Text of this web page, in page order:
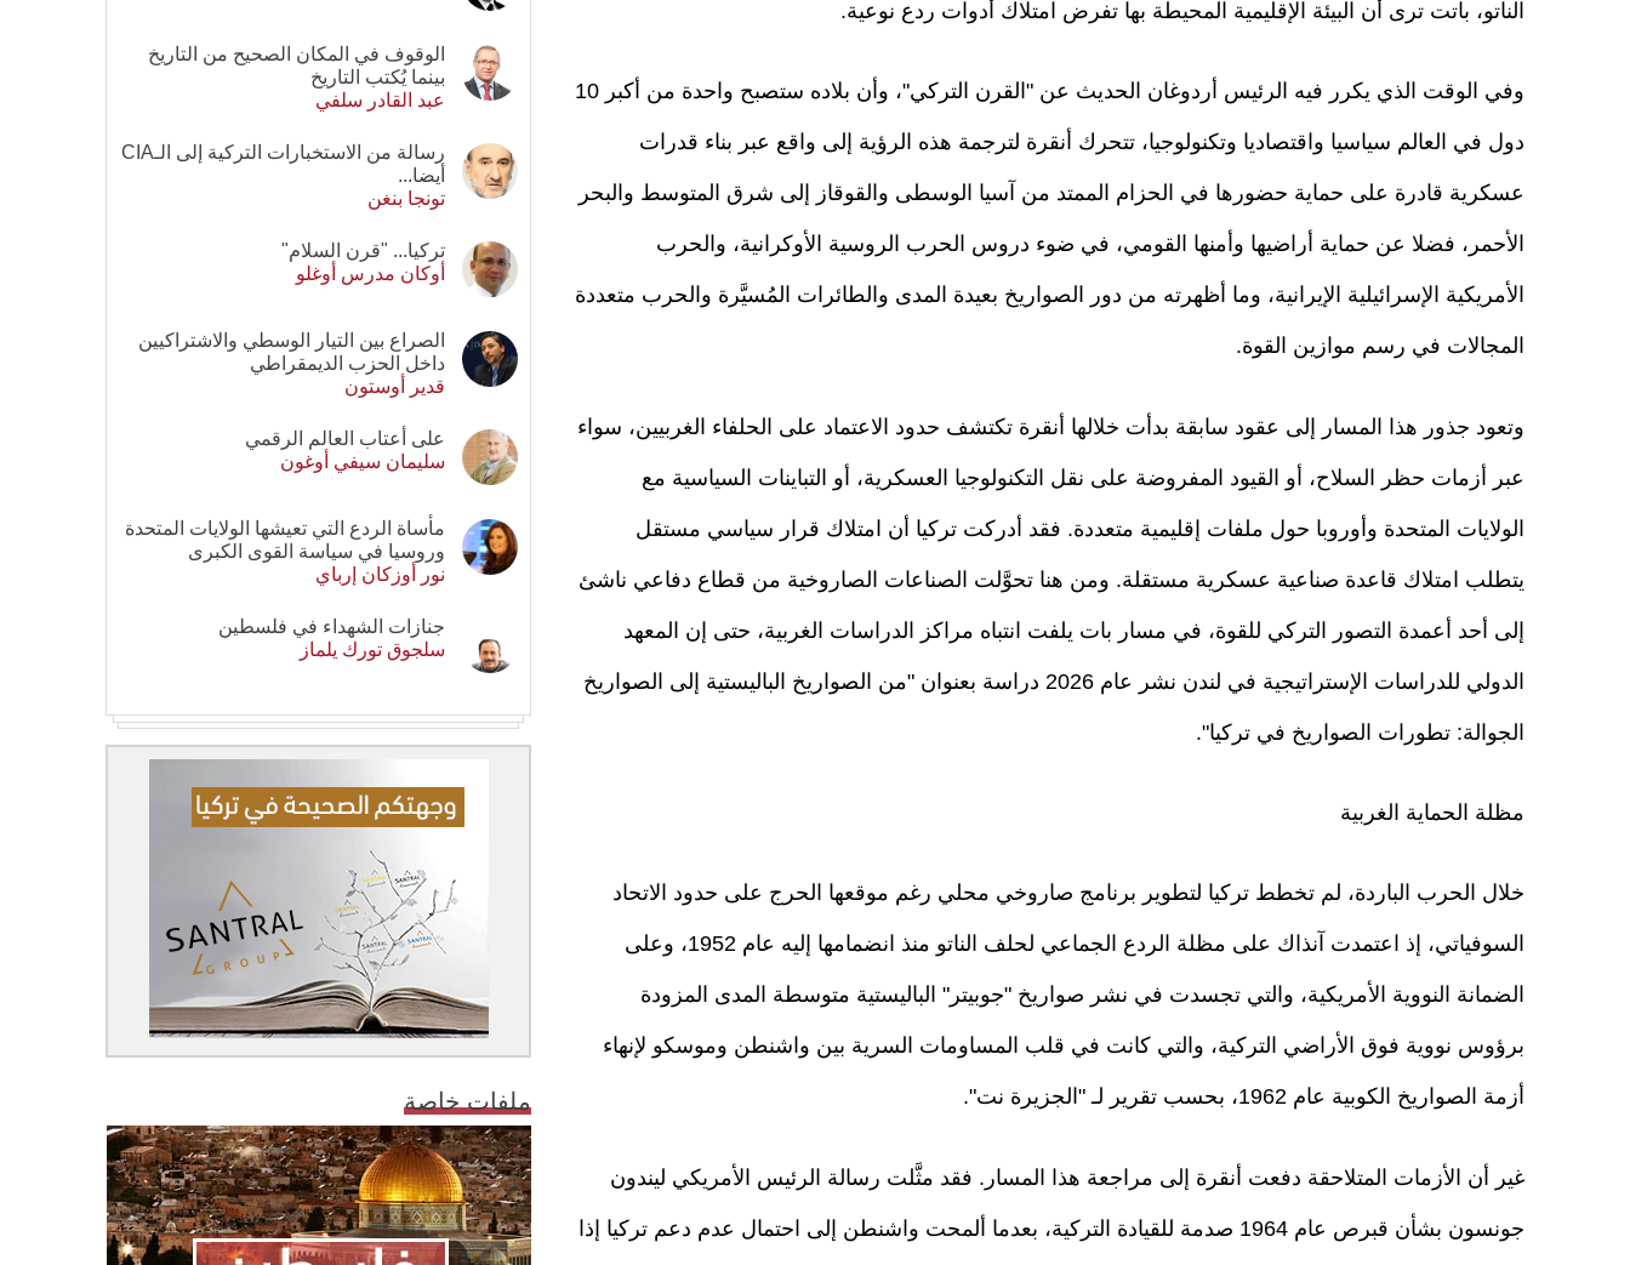
الناتو، باتت ترى أن البيئة الإقليمية المحيطة بها تفرض امتلاك أدوات ردع نوعية.
وفي الوقت الذي يكرر فيه الرئيس أردوغان الحديث عن "القرن التركي"، وأن بلاده ستصبح واحدة من أكبر 10
دول في العالم سياسيا واقتصاديا وتكنولوجيا، تتحرك أنقرة لترجمة هذه الرؤية إلى واقع عبر بناء قدرات
عسكرية قادرة على حماية حضورها في الحزام الممتد من آسيا الوسطى والقوقاز إلى شرق المتوسط والبحر
الأحمر، فضلا عن حماية أراضيها وأمنها القومي، في ضوء دروس الحرب الروسية الأوكرانية، والحرب
الأمريكية الإسرائيلية الإيرانية، وما أظهرته من دور الصواريخ بعيدة المدى والطائرات المُسيَّرة والحرب متعددة
المجالات في رسم موازين القوة.
وتعود جذور هذا المسار إلى عقود سابقة بدأت خلالها أنقرة تكتشف حدود الاعتماد على الحلفاء الغربيين، سواء
عبر أزمات حظر السلاح، أو القيود المفروضة على نقل التكنولوجيا العسكرية، أو التباينات السياسية مع
الولايات المتحدة وأوروبا حول ملفات إقليمية متعددة. فقد أدركت تركيا أن امتلاك قرار سياسي مستقل
يتطلب امتلاك قاعدة صناعية عسكرية مستقلة. ومن هنا تحوَّلت الصناعات الصاروخية من قطاع دفاعي ناشئ
إلى أحد أعمدة التصور التركي للقوة، في مسار بات يلفت انتباه مراكز الدراسات الغربية، حتى إن المعهد
الدولي للدراسات الإستراتيجية في لندن نشر عام 2026 دراسة بعنوان "من الصواريخ الباليستية إلى الصواريخ
الجوالة: تطورات الصواريخ في تركيا".
مظلة الحماية الغربية
خلال الحرب الباردة، لم تخطط تركيا لتطوير برنامج صاروخي محلي رغم موقعها الحرج على حدود الاتحاد
السوفياتي، إذ اعتمدت آنذاك على مظلة الردع الجماعي لحلف الناتو منذ انضمامها إليه عام 1952، وعلى
الضمانة النووية الأمريكية، والتي تجسدت في نشر صواريخ "جوبيتر" الباليستية متوسطة المدى المزودة
برؤوس نووية فوق الأراضي التركية، والتي كانت في قلب المساومات السرية بين واشنطن وموسكو لإنهاء
أزمة الصواريخ الكوبية عام 1962، بحسب تقرير لـ "الجزيرة نت".
غير أن الأزمات المتلاحقة دفعت أنقرة إلى مراجعة هذا المسار. فقد مثَّلت رسالة الرئيس الأمريكي ليندون
جونسون بشأن قبرص عام 1964 صدمة للقيادة التركية، بعدما ألمحت واشنطن إلى احتمال عدم دعم تركيا إذا
الوقوف في المكان الصحيح من التاريخ
بينما يُكتب التاريخ
عبد القادر سلفي
رسالة من الاستخبارات التركية إلى الـCIA
أيضا...
تونجا بنغن
تركيا... "قرن السلام"
أوكان مدرس أوغلو
الصراع بين التيار الوسطي والاشتراكيين
داخل الحزب الديمقراطي
قدير أوستون
على أعتاب العالم الرقمي
سليمان سيفي أوغون
مأساة الردع التي تعيشها الولايات المتحدة
وروسيا في سياسة القوى الكبرى
نور أوزكان إرباي
جنازات الشهداء في فلسطين
سلجوق تورك يلماز
ملفات خاصة